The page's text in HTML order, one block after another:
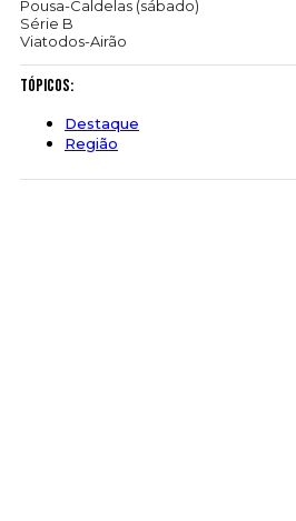
Pousa-Caldelas (sábado)
Série B
Viatodos-Airão
Tópicos:
Destaque
Região